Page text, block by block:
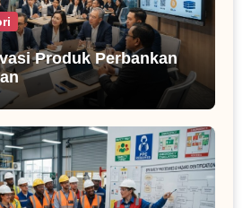
Produk Perbankan